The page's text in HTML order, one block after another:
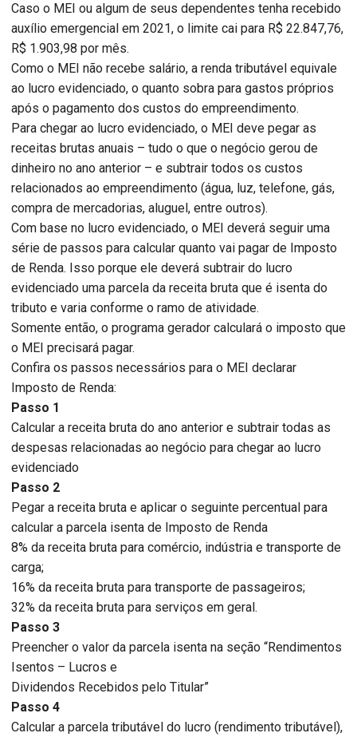
Caso o MEI ou algum de seus dependentes tenha recebido
auxílio emergencial em 2021, o limite cai para R$ 22.847,76,
R$ 1.903,98 por mês.
Como o MEI não recebe salário, a renda tributável equivale
ao lucro evidenciado, o quanto sobra para gastos próprios
após o pagamento dos custos do empreendimento.
Para chegar ao lucro evidenciado, o MEI deve pegar as
receitas brutas anuais – tudo o que o negócio gerou de
dinheiro no ano anterior – e subtrair todos os custos
relacionados ao empreendimento (água, luz, telefone, gás,
compra de mercadorias, aluguel, entre outros).
Com base no lucro evidenciado, o MEI deverá seguir uma
série de passos para calcular quanto vai pagar de Imposto
de Renda. Isso porque ele deverá subtrair do lucro
evidenciado uma parcela da receita bruta que é isenta do
tributo e varia conforme o ramo de atividade.
Somente então, o programa gerador calculará o imposto que
o MEI precisará pagar.
Confira os passos necessários para o MEI declarar
Imposto de Renda:
Passo 1
Calcular a receita bruta do ano anterior e subtrair todas as
despesas relacionadas ao negócio para chegar ao lucro
evidenciado
Passo 2
Pegar a receita bruta e aplicar o seguinte percentual para
calcular a parcela isenta de Imposto de Renda
8% da receita bruta para comércio, indústria e transporte de
carga;
16% da receita bruta para transporte de passageiros;
32% da receita bruta para serviços em geral.
Passo 3
Preencher o valor da parcela isenta na seção “Rendimentos
Isentos – Lucros e
Dividendos Recebidos pelo Titular”
Passo 4
Calcular a parcela tributável do lucro (rendimento tributável),